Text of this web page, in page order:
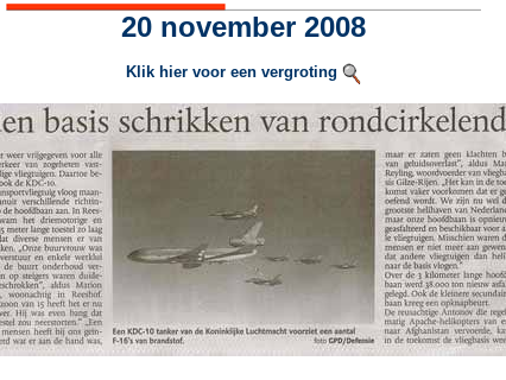
20 november 2008
Klik hier voor een vergroting